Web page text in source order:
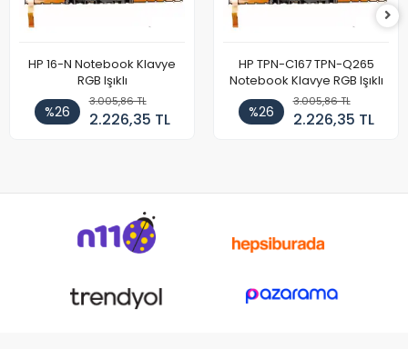
HP 16-N Notebook Klavye
RGB Işıklı
%26
3.005,86 TL
2.226,35 TL
HP TPN-C167 TPN-Q265
Notebook Klavye RGB Işıklı
%26
3.005,86 TL
2.226,35 TL